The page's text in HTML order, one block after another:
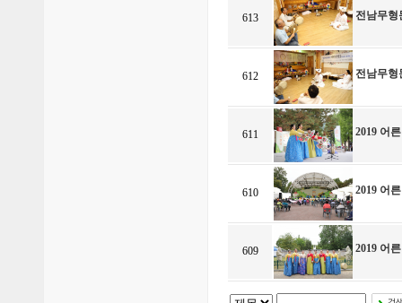
613 전남무
612 전남무
611 2019 어
610 2019 어
609 2019 어